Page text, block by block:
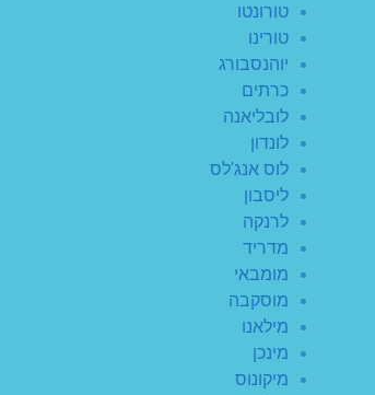
טורונטו
טורינו
יוהנסבורג
כרתים
לובליאנה
לונדון
לוס אנג'לס
ליסבון
לרנקה
מדריד
מומבאי
מוסקבה
מילאנו
מינכן
מיקונוס